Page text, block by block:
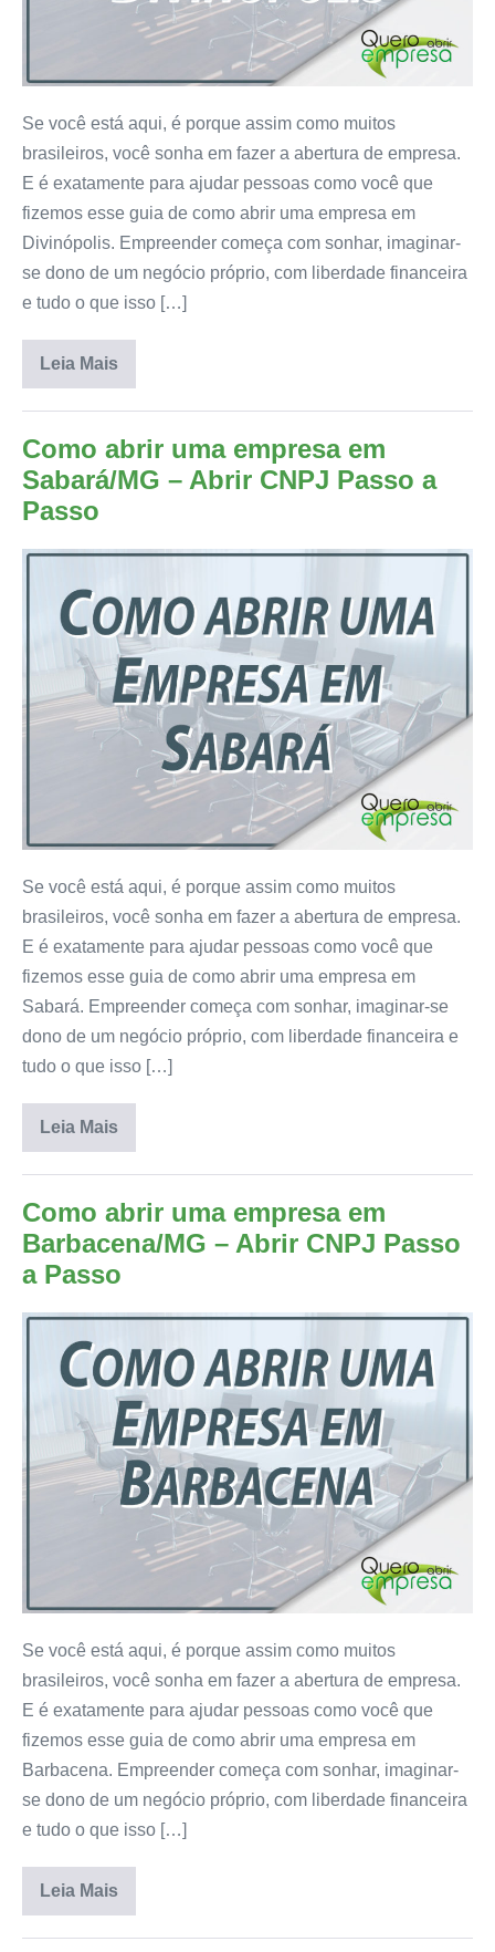
Se você está aqui, é porque assim como muitos
brasileiros, você sonha em fazer a abertura de empresa.
E é exatamente para ajudar pessoas como você que
fizemos esse guia de como abrir uma empresa em
Divinópolis. Empreender começa com sonhar, imaginar-
se dono de um negócio próprio, com liberdade financeira
e tudo o que isso […]
Leia Mais
Como abrir uma empresa em
Sabará/MG – Abrir CNPJ Passo a
Passo
Se você está aqui, é porque assim como muitos
brasileiros, você sonha em fazer a abertura de empresa.
E é exatamente para ajudar pessoas como você que
fizemos esse guia de como abrir uma empresa em
Sabará. Empreender começa com sonhar, imaginar-se
dono de um negócio próprio, com liberdade financeira e
tudo o que isso […]
Leia Mais
Como abrir uma empresa em
Barbacena/MG – Abrir CNPJ Passo
a Passo
Se você está aqui, é porque assim como muitos
brasileiros, você sonha em fazer a abertura de empresa.
E é exatamente para ajudar pessoas como você que
fizemos esse guia de como abrir uma empresa em
Barbacena. Empreender começa com sonhar, imaginar-
se dono de um negócio próprio, com liberdade financeira
e tudo o que isso […]
Leia Mais